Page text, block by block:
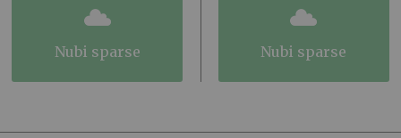
nubi sparse nubi sparse